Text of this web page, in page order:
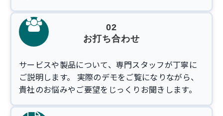
02
お打ち合わせ
サービスや製品について、専門スタッフが丁寧に
ご説明します。 実際のデモをご覧になりながら、
貴社のお悩みやご要望をじっくりお聞きします。